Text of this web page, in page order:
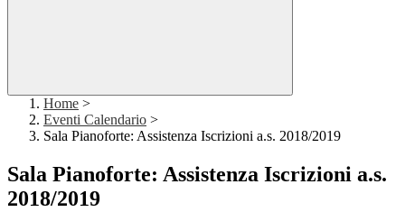
Home >
Eventi Calendario >
Sala Pianoforte: Assistenza Iscrizioni a.s. 2018/2019
Sala Pianoforte: Assistenza Iscrizioni a.s.
2018/2019